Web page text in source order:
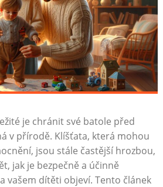
je chránit své batole před
v přírodě. Klíšťata, která mohou
jsou stále častější hrozbou,
jak je bezpečně a účinně
vašem dítěti objeví. Tento článek